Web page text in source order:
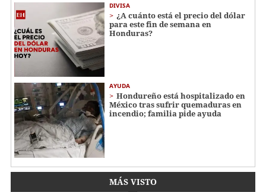
DIVISA
¿A cuánto está el precio del dólar
para este fin de semana en
Honduras?
AYUDA
Hondureño está hospitalizado en
México tras sufrir quemaduras en
incendio; familia pide ayuda
MÁS VISTO